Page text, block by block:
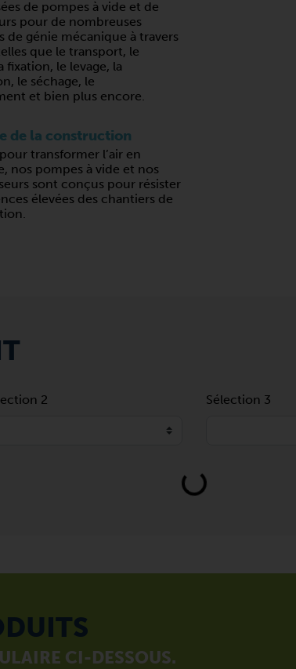
de pompes à vide et de
pour de nombreuses
de génie mécanique à travers
que le transport, le
fixation, le levage, la
le séchage, le
et bien plus encore.
de la construction
transformer l’air en
nos pompes à vide et nos
sont conçus pour résister
élevées des chantiers de
2 Sélection 3
Loading...
CI-DESSOUS.